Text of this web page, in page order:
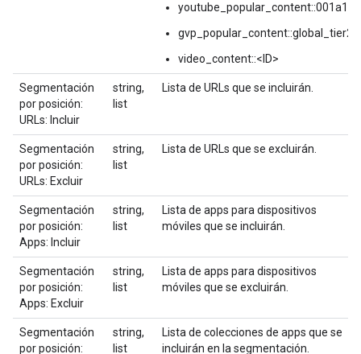
youtube_popular_content::001a1
gvp_popular_content::global_tier2
video_content::<ID>
Segmentación
por posición:
URLs: Incluir
string,
list
Lista de URLs que se incluirán.
Segmentación
por posición:
URLs: Excluir
string,
list
Lista de URLs que se excluirán.
Segmentación
por posición:
Apps: Incluir
string,
list
Lista de apps para dispositivos
móviles que se incluirán.
Segmentación
por posición:
Apps: Excluir
string,
list
Lista de apps para dispositivos
móviles que se excluirán.
Segmentación
por posición:
string,
list
Lista de colecciones de apps que se
incluirán en la segmentación.